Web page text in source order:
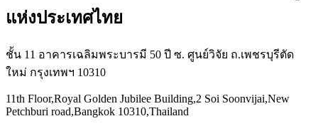
แห่งประเทศไทย
ชั้น 11 อาคารเฉลิมพระบารมี 50 ปี ซ. ศูนย์วิจัย ถ.เพชรบุรีตัด
ใหม่ กรุงเทพฯ 10310
11th Floor,Royal Golden Jubilee Building,2 Soi Soonvijai,New
Petchburi road,Bangkok 10310,Thailand